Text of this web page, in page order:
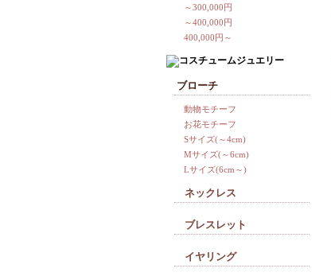
～300,000円
～400,000円
400,000円～
ブローチ
動物モチーフ
お花モチーフ
Sサイズ(～4cm)
Mサイズ(～6cm)
Lサイズ(6cm～)
ネックレス
ブレスレット
イヤリング